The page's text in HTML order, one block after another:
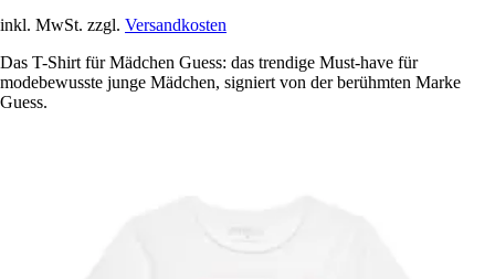
inkl. MwSt. zzgl. Versandkosten
Das T-Shirt für Mädchen Guess: das trendige Must-have für
modebewusste junge Mädchen, signiert von der berühmten Marke
Guess.